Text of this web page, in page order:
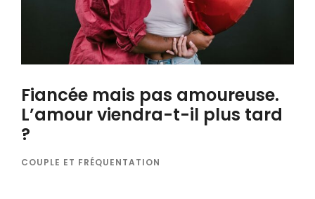
Fiancée mais pas amoureuse.
L’amour viendra-t-il plus tard
?
COUPLE ET FRÉQUENTATION